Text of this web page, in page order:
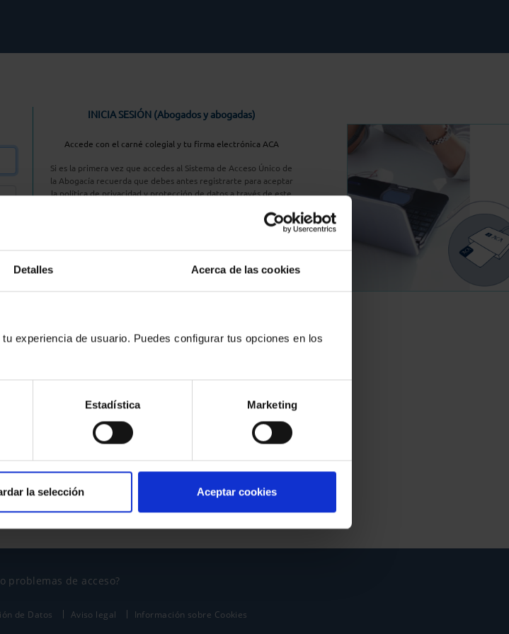
Detalles Acerca de las cookies
experiencia de usuario. Puedes configurar tus opciones en los
Estadística Marketing
la selección Aceptar cookies
INICIA SESIÓN (Abogados y abogadas)
Accede con el carné colegial y tu firma electrónica ACA
Si es la primera vez que accedes al Sistema de Acceso Único de
la Abogacía recuerda que debes antes registrarte para aceptar
la política de privacidad y protección de datos a través de este
Entrar con ACA Plus
tienes cuenta?
y términos del servicio
problemas de acceso?
de Datos Aviso legal Información sobre Cookies